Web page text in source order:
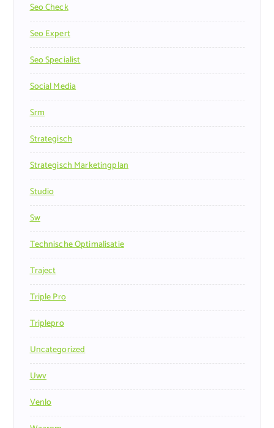
Seo Check
Seo Expert
Seo Specialist
Social Media
Srm
Strategisch
Strategisch Marketingplan
Studio
Sw
Technische Optimalisatie
Traject
Triple Pro
Triplepro
Uncategorized
Uwv
Venlo